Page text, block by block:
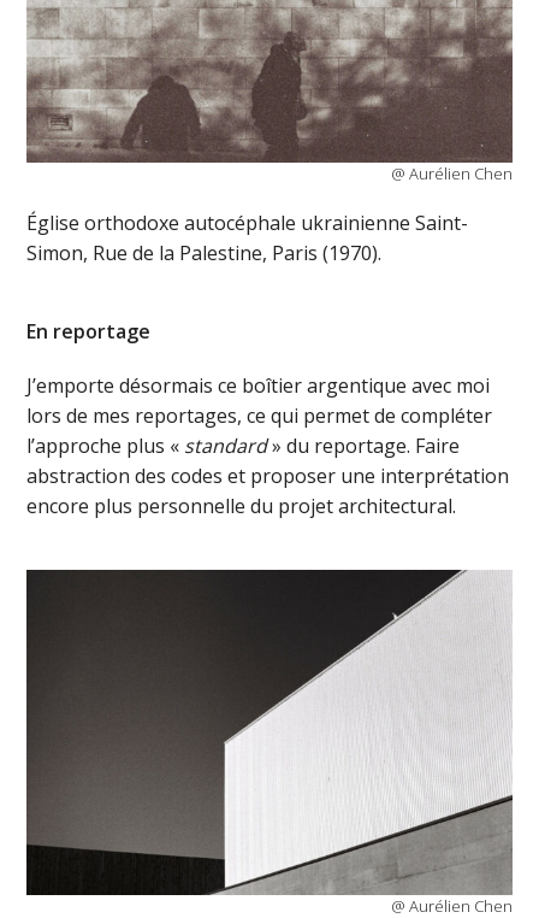
@ Aurélien Chen
Église orthodoxe autocéphale ukrainienne Saint-
Simon, Rue de la Palestine, Paris (1970).
En reportage
J’emporte désormais ce boîtier argentique avec moi
lors de mes reportages, ce qui permet de compléter
l’approche plus « standard» du reportage. Faire
abstraction des codes et proposer une interprétation
encore plus personnelle du projet architectural.
@ Aurélien Chen